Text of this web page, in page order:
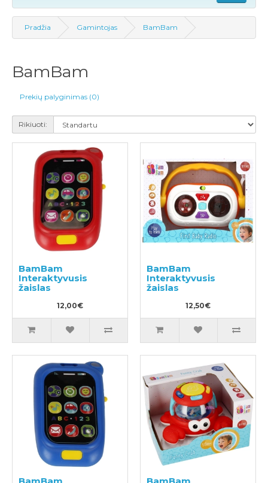
Pradžia Gamintojas BamBam
BamBam
Prekių palyginimas (0)
Rikiuoti:
BamBam
Interaktyvusis
žaislas
12,00€
BamBam
Interaktyvusis
žaislas
12,50€